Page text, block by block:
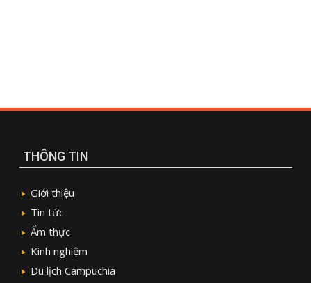
THÔNG TIN
Giới thiệu
Tin tức
Ẩm thực
Kinh nghiệm
Du lịch Campuchia